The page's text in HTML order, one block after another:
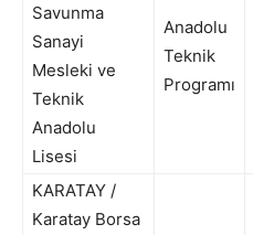
Savunma
Sanayi
Mesleki ve
Teknik
Anadolu
Lisesi
Anadolu
Teknik
Programı
KARATAY /
Karatay Borsa